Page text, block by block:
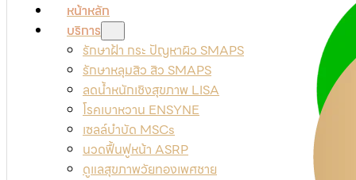
หน้าหลัก
บริการ
รักษาฝ้า กระ ปัญหาผิว SMAPS
รักษาหลุมสิว สิว SMAPS
ลดน้ำหนักเชิงสุขภาพ LISA
โรคเบาหวาน ENSYNE
เซลล์บำบัด MSCs
นวดฟื้นฟูหน้า ASRP
ดูแลสุขภาพวัยทองเพศชาย